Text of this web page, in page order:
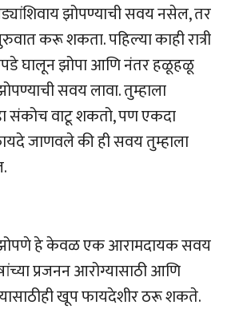
झोपण्याची सवय नसेल, तर
करू शकता. पहिल्या काही रात्री
घालून झोपा आणि नंतर हळूहळू
सवय लावा. तुम्हाला
संकोच वाटू शकतो, पण एकदा
जाणवले की ही सवय तुम्हाला
हे केवळ एक आरामदायक सवय
प्रजनन आरोग्यासाठी आणि
खूप फायदेशीर ठरू शकते.